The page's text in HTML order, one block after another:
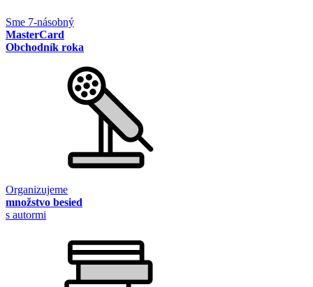
Sme 7-násobný
MasterCard
Obchodník roka
Organizujeme
množstvo besied
s autormi